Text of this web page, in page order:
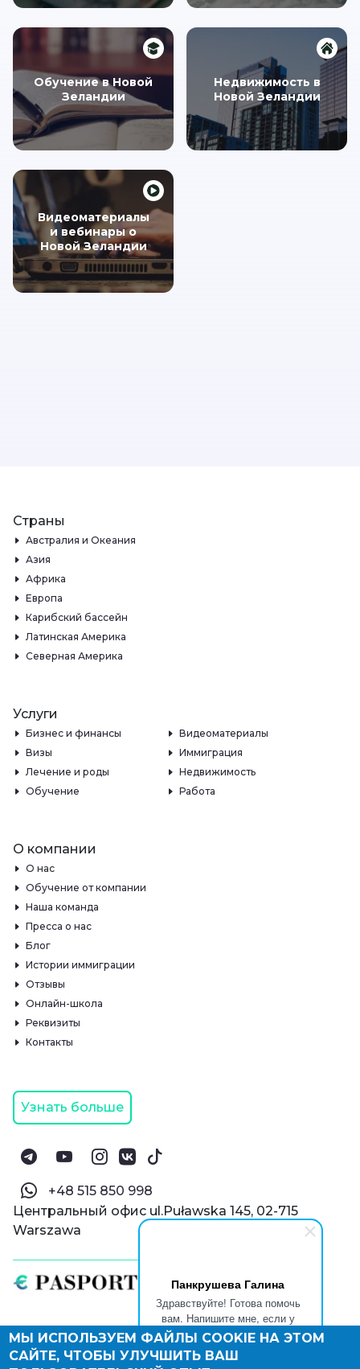
Панкрушева Галина
Здравствуйте! Готова помочь
вам. Напишите мне, если у
вас появятся вопросы.
Обучение в Новой
Зеландии
Недвижимость в
Новой Зеландии
Видеоматериалы
и вебинары о
Новой Зеландии
© Паспорт Онлайн 2019—2026
Политика конфиденциальности
Страны
Австралия и Океания
Азия
Африка
Европа
Карибский бассейн
Латинская Америка
Северная Америка
Услуги
Бизнес и финансы
Видеоматериалы
Визы
Иммиграция
Лечение и роды
Недвижимость
Обучение
Работа
О компании
О нас
Обучение от компании
Наша команда
Пресса о нас
Блог
Истории иммиграции
Отзывы
Онлайн-школа
Реквизиты
Контакты
Узнать больше
‪+48 515 850 998‬
Центральный офис ul.Puławska 145, 02-715
Warszawa
МЫ ИСПОЛЬЗУЕМ ФАЙЛЫ COOKIE НА ЭТОМ
САЙТЕ, ЧТОБЫ УЛУЧШИТЬ ВАШ